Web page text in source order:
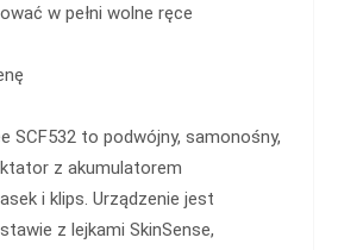
w pełni wolne ręce
SCF532 to podwójny, samonośny,
z akumulatorem
i klips. Urządzenie jest
z lejkami SkinSense,